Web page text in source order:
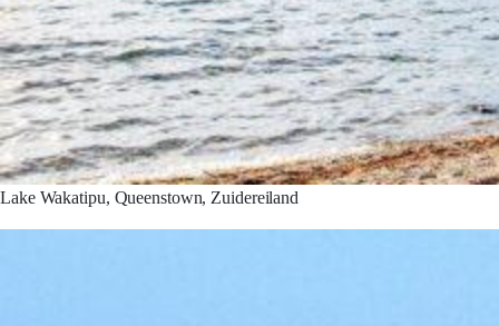
Lake Wakatipu, Queenstown, Zuidereiland